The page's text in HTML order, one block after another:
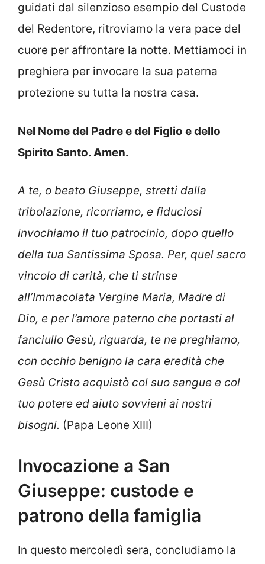
guidati dal silenzioso esempio del Custode
del Redentore, ritroviamo la vera pace del
cuore per affrontare la notte. Mettiamoci in
preghiera per invocare la sua paterna
protezione su tutta la nostra casa.
Nel Nome del Padre e del Figlio e dello
Spirito Santo. Amen.
A te, o beato Giuseppe, stretti dalla
tribolazione, ricorriamo, e fiduciosi
invochiamo il tuo patrocinio, dopo quello
della tua Santissima Sposa. Per, quel sacro
vincolo di carità, che ti strinse
all’Immacolata Vergine Maria, Madre di
Dio, e per l’amore paterno che portasti al
fanciullo Gesù, riguarda, te ne preghiamo,
con occhio benigno la cara eredità che
Gesù Cristo acquistò col suo sangue e col
tuo potere ed aiuto sovvieni ai nostri
bisogni. (Papa Leone XIII)
Invocazione a San
Giuseppe: custode e
patrono della famiglia
In questo mercoledì sera, concludiamo la